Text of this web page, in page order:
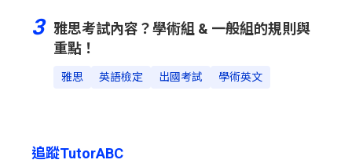
3 雅思考試內容？學術組 & 一般組的規則與
重點！
雅思 英語檢定 出國考試 學術英文
追蹤TutorABC